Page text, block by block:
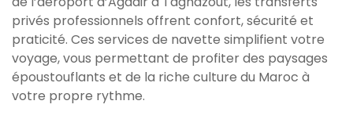
privés professionnels offrent confort, sécurité et
praticité. Ces services de navette simplifient votre
voyage, vous permettant de profiter des paysages
époustouflants et de la riche culture du Maroc à
votre propre rythme.